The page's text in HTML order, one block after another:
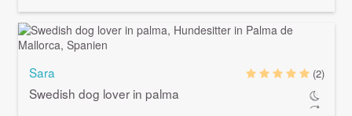
Sara
Swedish dog lover in palma
(2)